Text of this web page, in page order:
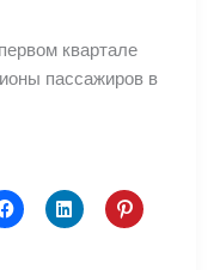
квартале
пассажиров в